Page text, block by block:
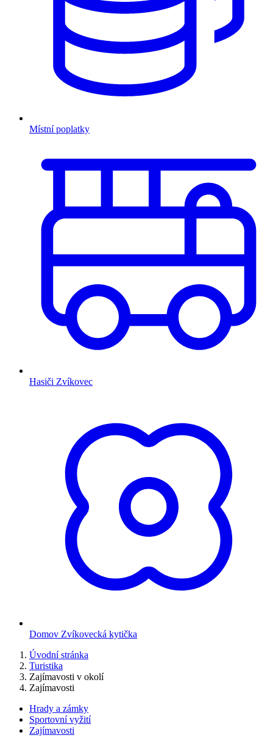
Místní poplatky
Hasiči Zvíkovec
Domov Zvíkovecká kytička
Úvodní stránka
Turistika
Zajímavosti v okolí
Zajímavosti
Hrady a zámky
Sportovní vyžití
Zajímavosti